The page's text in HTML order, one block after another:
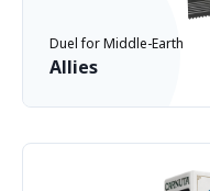
Duel for Middle-Earth
Allies